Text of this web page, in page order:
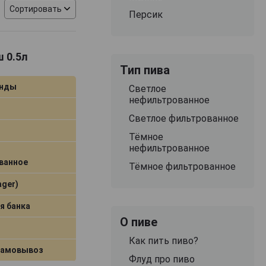
боки,
темные
темное
с
– по этому
и ряду
сезонные
их
знатоки
в бокале
его аромат.
Сортировать
0.5л
банка
Персик
Тип пива
Светлое
нефильтрованное
Светлое фильтрованное
Тёмное
нефильтрованное
Тёмное фильтрованное
О пиве
Как пить пиво?
Флуд про пиво